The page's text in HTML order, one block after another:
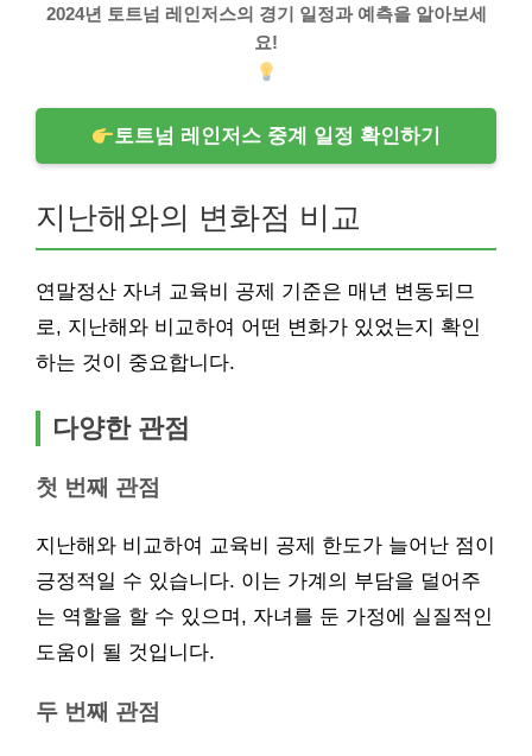
2024년 토트넘 레인저스의 경기 일정과 예측을 알아보세
요!
토트넘 레인저스 중계 일정 확인하기
지난해와의 변화점 비교
연말정산 자녀 교육비 공제 기준은 매년 변동되므
로, 지난해와 비교하여 어떤 변화가 있었는지 확인
하는 것이 중요합니다.
다양한 관점
첫 번째 관점
지난해와 비교하여 교육비 공제 한도가 늘어난 점이
긍정적일 수 있습니다. 이는 가계의 부담을 덜어주
는 역할을 할 수 있으며, 자녀를 둔 가정에 실질적인
도움이 될 것입니다.
두 번째 관점